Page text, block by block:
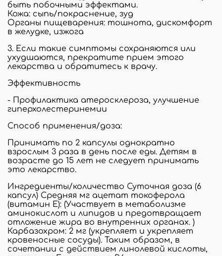
быть побочными эффектами.
Кожа: сыпь/покраснение, зуд
Органы пищеварения: тошнота, дискомфорт
в желудке, изжога
3. Если такие симптомы сохраняются или
ухудшаются, прекратите прием этого
лекарства и обратитесь к врачу.
Эффективность
- Профилактика атеросклероза, улучшение
гиперхолестеринемии
Способ применения/доза:
Принимать по 2 капсулы однократно
взрослым 3 раза в день после еды. Детям в
возрасте до 15 лет не следует принимать
это лекарство.
Ингредиенты/количество Суточная доза (6
капсул) Средняя мг ацетат токоферола
(витамин Е): (Участвует в метаболизме
аминокислот и липидов и предотвращает
отложение жира во внутренних органах. )
Карбазохром: 2 мг (укрепляет и укрепляет
кровеносные сосуды). Таким образом, в
сочетании с действием линолевой кислоты,